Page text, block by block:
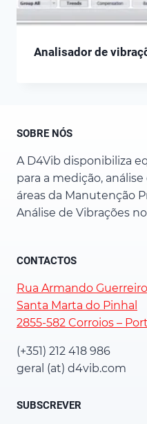
Analisador de
SOBRE NÓS
A D4Vib disponibiliza
para a medição,
áreas da Manutenção
Análise de Vibrações
CONTACTOS
Rua Armando Guerreiro,
Santa Marta do Pinhal
2855-582 Corroios –
(+351) 212 418 986
geral (at) d4vib.com
SUBSCREVER